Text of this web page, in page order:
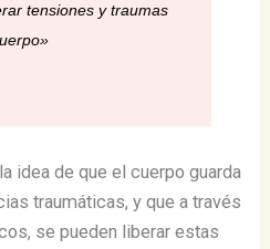
tensiones y traumas
idea de que el cuerpo guarda
traumáticas, y que a través
se pueden liberar estas